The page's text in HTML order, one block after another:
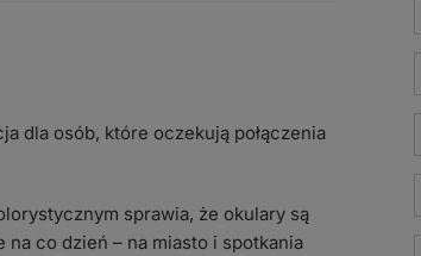
dla osób, które oczekują połączenia
sprawia, że okulary są
co dzień – na miasto i spotkania